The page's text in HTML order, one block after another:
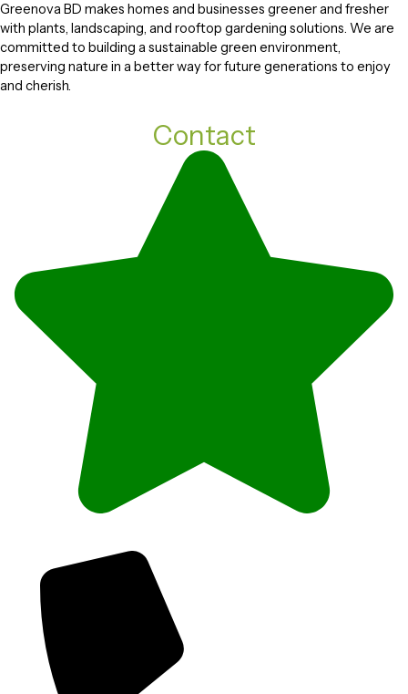
Greenova BD makes homes and businesses greener and fresher
with plants, landscaping, and rooftop gardening solutions. We are
committed to building a sustainable green environment,
preserving nature in a better way for future generations to enjoy
and cherish.
Contact